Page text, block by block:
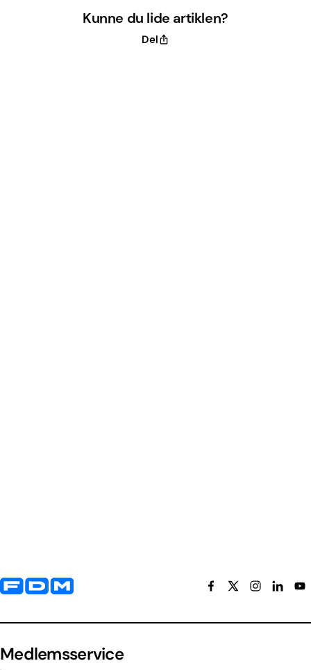
Kunne du lide artiklen?
Del
Yderligere information og kontaktoplysninger
Medlemsservice